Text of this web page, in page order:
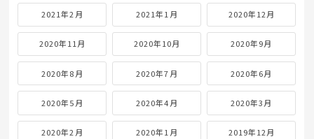
2021年2月 2021年1月 2020年12月
2020年11月 2020年10月 2020年9月
2020年8月 2020年7月 2020年6月
2020年5月 2020年4月 2020年3月
2020年2月 2020年1月 2019年12月